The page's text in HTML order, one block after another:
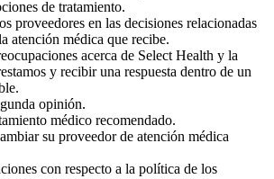
de tratamiento.
proveedores en las decisiones relacionadas
atención médica que recibe.
acerca de Select Health y la
y recibir una respuesta dentro de un
opinión.
médico recomendado.
su proveedor de atención médica
con respecto a la política de los